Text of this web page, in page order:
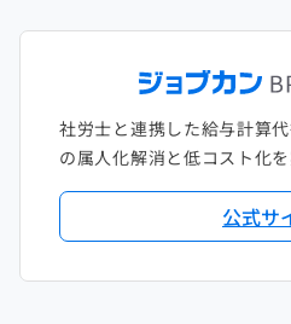
社労士と連携した給与計算
の属人化解消と低コスト化を
公式サ